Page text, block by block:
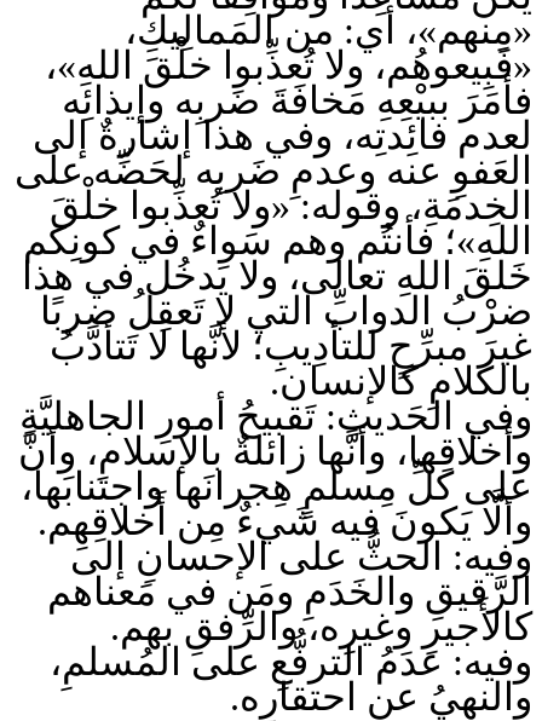
«مِنهم»، أي: من المَمالِيكِ،
«فَبِيعوهُم، ولا تُعذِّبوا خلْقَ اللهِ»،
فأمَرَ ببيْعِهِ مَخافَةَ ضَربِه وإيذائِه
لعدم فائِدتِه، وفي هذا إشارةٌ إلى
العَفوِ عنه وعدمِ ضَربِه لحَضِّه على
الخِدمَةِ، وقوله: «ولا تُعذِّبوا خلْقَ
اللهِ»؛ فأنتُم وهم سَواءٌ في كونِكم
خَلقَ اللهِ تعالى، ولا يَدخُل في هذا
ضرْبُ الدوابِّ التي لا تَعقِلُ ضربًا
غيرَ مبرِّحٍ للتأدِيبِ؛ لأنَّها لا تَتأدَّبُ
بالكلامِ كالإنسان.
وفي الحَديثِ: تَقبيحُ أمورِ الجاهليَّةِ
وأخلاقِها، وأنَّها زائلةٌ بالإسلامِ، وأنَّ
على كلِّ مِسلمٍ هِجرانَها واجتنابَها،
وألَّا يَكونَ فيه شَيءٌ مِن أَخلاقِهِم.
وفيه: الحثُّ على الإحسانِ إلى
الرَّقيقِ والخَدَمِ ومَن في مَعناهم
كالأَجيرِ وغيرِه، والرِّفقِ بهم.
وفيه: عدَمُ الترفُّعِ على المُسلمِ،
والنهيُ عن احتقارِه.